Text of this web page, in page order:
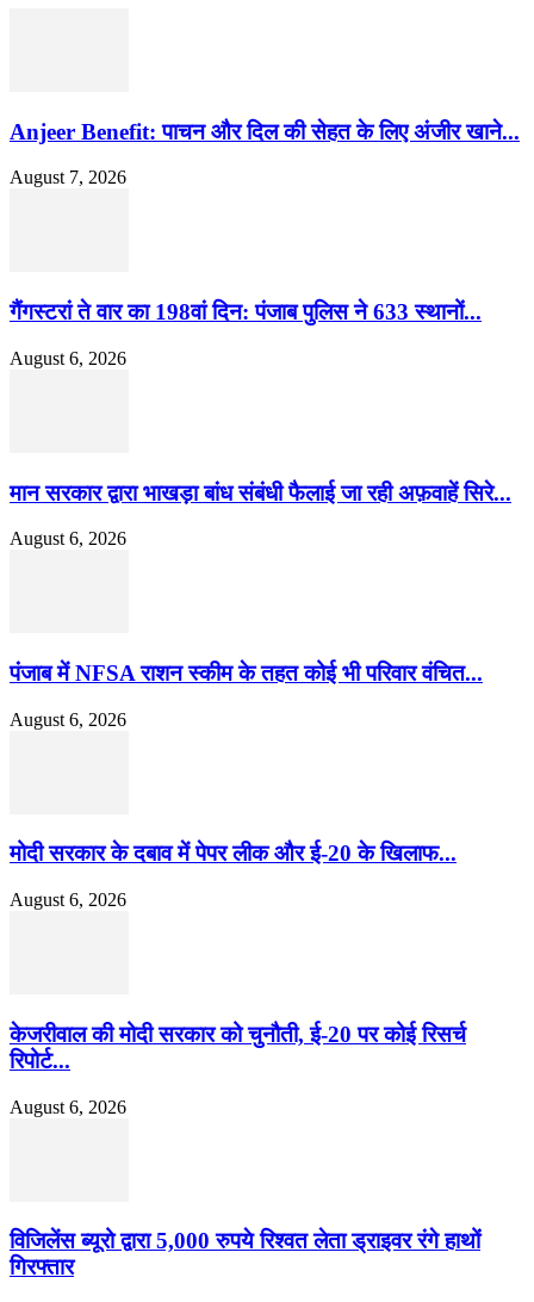
Anjeer Benefit: पाचन और दिल की सेहत के लिए अंजीर खाने...
August 7, 2026
गैंगस्टरां ते वार का 198वां दिन: पंजाब पुलिस ने 633 स्थानों...
August 6, 2026
मान सरकार द्वारा भाखड़ा बांध संबंधी फैलाई जा रही अफ़वाहें सिरे...
August 6, 2026
पंजाब में NFSA राशन स्कीम के तहत कोई भी परिवार वंचित...
August 6, 2026
मोदी सरकार के दबाव में पेपर लीक और ई-20 के खिलाफ...
August 6, 2026
केजरीवाल की मोदी सरकार को चुनौती, ई-20 पर कोई रिसर्च
रिपोर्ट...
August 6, 2026
विजिलेंस ब्यूरो द्वारा 5,000 रुपये रिश्वत लेता ड्राइवर रंगे हाथों
गिरफ्तार